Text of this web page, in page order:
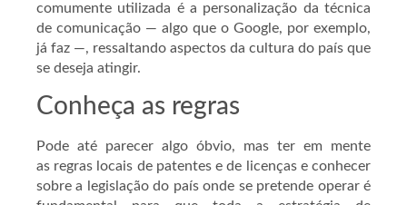
comumente utilizada é a personalização da técnica
de comunicação — algo que o Google, por exemplo,
já faz —, ressaltando aspectos da cultura do país que
se deseja atingir.
Conheça as regras
Pode até parecer algo óbvio, mas ter em mente
as regras locais de patentes e de licenças e conhecer
sobre a legislação do país onde se pretende operar é